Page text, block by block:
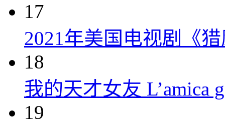
17
2021年美国电视剧《
18
我的天才女友 L’amica
19